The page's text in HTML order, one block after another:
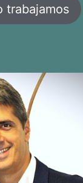
trabajamos